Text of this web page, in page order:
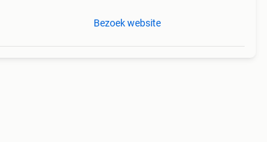
Bezoek website